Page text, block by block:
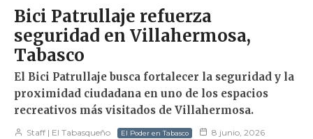
Bici Patrullaje refuerza
seguridad en Villahermosa,
Tabasco
El Bici Patrullaje busca fortalecer la seguridad y la
proximidad ciudadana en uno de los espacios
recreativos más visitados de Villahermosa.
Staff | El Tabasqueño El Poder en Tabasco 8 junio, 2026